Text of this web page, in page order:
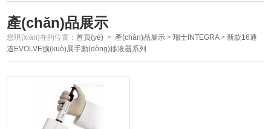
產(chǎn)品展示
您現(xiàn)在的位置：首頁(yè) > 產(chǎn)品展示 >瑞士INTEGRA> 新款16通
道EVOLVE擴(kuò)展手動(dòng)移液器系列